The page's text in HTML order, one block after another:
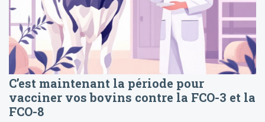
C’est maintenant la période pour
vacciner vos bovins contre la FCO-3 et la
FCO-8